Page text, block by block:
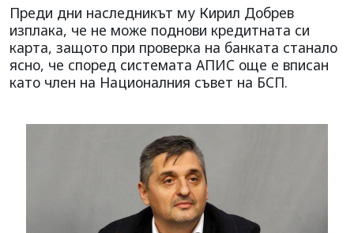
Преди дни наследникът му Кирил Добрев
изплака, че не може поднови кредитната си
карта, защото при проверка на банката станало
ясно, че според системата АПИС още е вписан
като член на Националния съвет на БСП.